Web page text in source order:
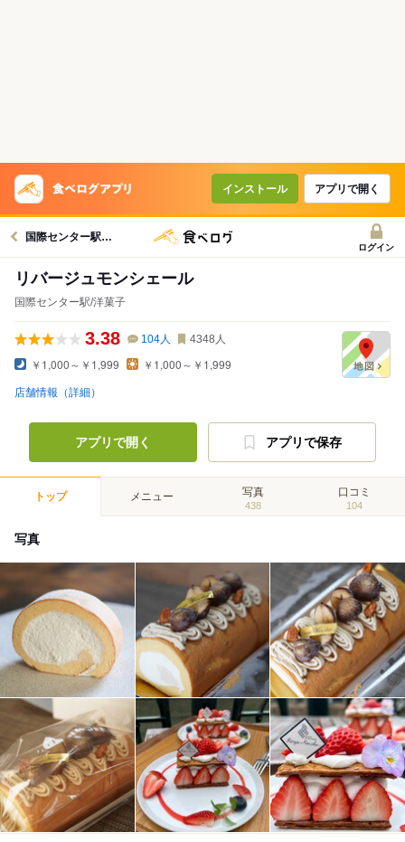
インストール アプリで開く
国際センター駅グルメへ
ログイン
リバージュモンシェール
国際センター駅/洋菓子
3.38 104人 4348 人
￥1,000～￥1,999 ￥1,000～￥1,999
店舗情報（詳細）
アプリで開く アプリで保存
トップ メニュー 写真
438
口コミ
104
写真